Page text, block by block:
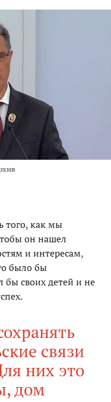
того, как мы
он нашел
и интересам,
было бы
бы своих детей и не
связи
них это
дом